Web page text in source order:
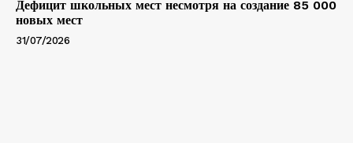
Дефицит школьных мест несмотря на создание 85 000
новых мест
31/07/2026